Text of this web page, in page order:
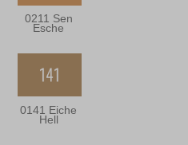
0211 Sen
Esche
0141 Eiche
Hell